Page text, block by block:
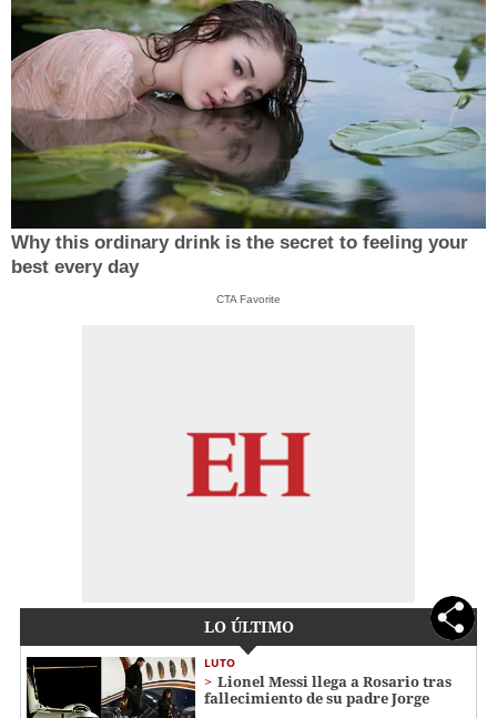
Why this ordinary drink is the secret to feeling your
best every day
CTA Favorite
LO ÚLTIMO
LUTO
Lionel Messi llega a Rosario tras
fallecimiento de su padre Jorge